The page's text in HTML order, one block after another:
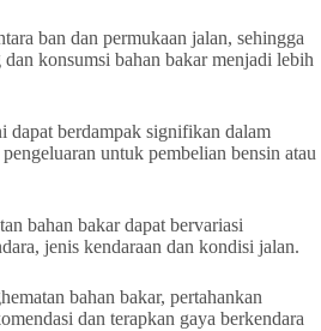
ban dan permukaan jalan, sehingga
konsumsi bahan bakar menjadi lebih
dapat berdampak signifikan dalam
untuk pembelian bensin atau
bahan bakar dapat bervariasi
jenis kendaraan dan kondisi jalan.
bahan bakar, pertahankan
dan terapkan gaya berkendara